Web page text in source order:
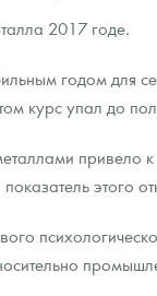
2017 годе.
годом для
курс упал до
этого